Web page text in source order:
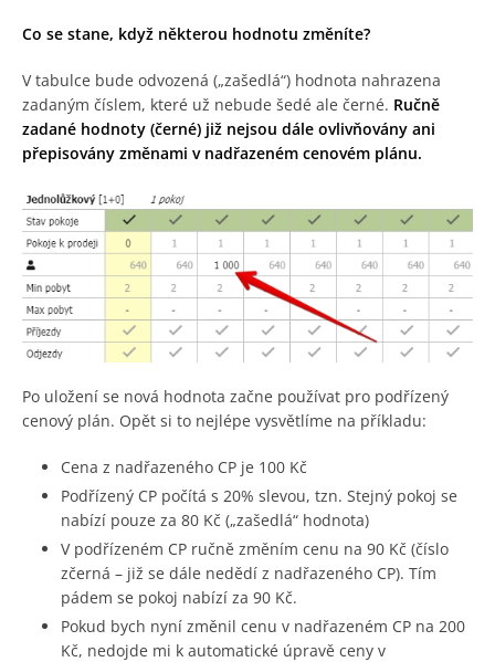
Co se stane, když některou hodnotu změníte?
V tabulce bude odvozená („zašedlá“) hodnota nahrazena
zadaným číslem, které už nebude šedé ale černé. Ručně
zadané hodnoty (černé) již nejsou dále ovlivňovány ani
přepisovány změnami v nadřazeném cenovém plánu.
Po uložení se nová hodnota začne používat pro podřízený
cenový plán. Opět si to nejlépe vysvětlíme na příkladu:
Cena z nadřazeného CP je 100 Kč
Podřízený CP počítá s 20% slevou, tzn. Stejný pokoj se
nabízí pouze za 80 Kč („zašedlá“ hodnota)
V podřízeném CP ručně změním cenu na 90 Kč (číslo
zčerná – již se dále nedědí z nadřazeného CP). Tím
pádem se pokoj nabízí za 90 Kč.
Pokud bych nyní změnil cenu v nadřazeném CP na 200
Kč, nedojde mi k automatické úpravě ceny v